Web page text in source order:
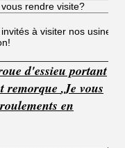
rendre visite?
à visiter nos usines,
d'essieu portant
remorque ,Je vous
en